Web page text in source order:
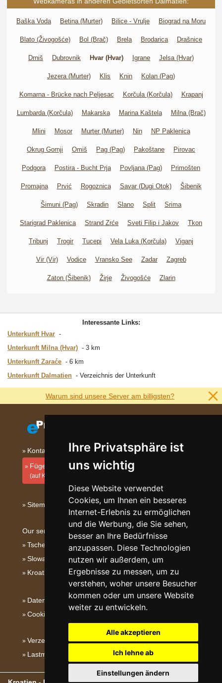
Ihre Privatsphäre ist
uns wichtig
Diese Website verwendet
Cookies, um Ihnen ein besseres
Internet-Erlebnis zu ermöglichen
und die Werbung, die Sie sehen,
besser an Ihre Bedürfnisse
anzupassen. Diese Technologien
nutzen wir außerdem, um
Ergebnisse zu messen, um zu
verstehen, woher unsere Besucher
kommen oder um unsere Website
weiter zu entwickeln.
Alle akzeptieren
Ich lehne ab
Einstellungen ändern
Baška Voda Betina (Murter) Bilice - Vrulje Biograd na Moru
Blato (Živogošće) Bol (Brač) Brela Brodarica Drašnice
Drniš Dubrovnik Hvar (Hvar) Igrane Jelsa (Hvar)
Jezera (Murter) Klis Knin Kolan (Pag)
Komarna - Brücke nach Peljesac Korčula (Korčula) Krapanj
Lumbarda (Korčula) Makarska Marina Kaštela Milna (Brač)
Mlini Mosor Murter (Murter) Nin NP Paklenica
Okrug Gornji Omiš Pag (Pag) Pakoštane Pirovac
Podgora Postira - Bucht Prja Povljana (Pag) Primošten
Promajna Prvić Rogoznica Savar (Dugi Otok) Šibenik
Šimuni (Pag) Skradin Slano Split Srima
Starigrad Paklenica Strand Zrće Sveti Filip i Jakov Tkon
Tribunj Trogir Tucepi Vela Luka (Korčula) Viganj
Vir (Vir) Vodice Vransko See Zadar Zagreb
Zaton (Šibenik) Žirje Živogošće Zlarin
Interessante Links:
Unterkunft Hvar
Unterkunft Milna (Hvar)
3 km
Unterkunft Zaraće
6 km
Unterkunft Dalmatien
Verzeichnis der Unterkunft
Warum sind unsere Server am billigsten?
Kontakt
Fügen Sie Ihre Unterkunft hinzu
(auf Kroatisch)
Sitemap
Our servers:
Tschechische Gebirge
Slowakische Gebirge
Kroatien
Datenschutz
Cookies
Verzeichnis der Unterkunft
Lastminute Dalmatien